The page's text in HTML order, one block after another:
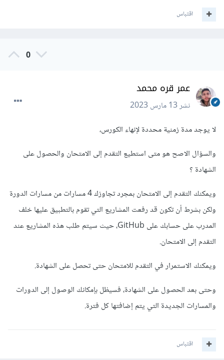
اقتباس
0
عمر قره محمد
نشر13 مارس 2023
لا يوجد مدة زمنية محددة لإنهاء الكورس،
والسؤال الاصح هو متى استطيع التقدم إلى الامتحان والحصول على
الشهادة ؟
ويمكنك التقدم إلى الامتحان بمجرد تجاوزك 4 مسارات من مسارات الدورة
ولكن بشرط أن تكون قد رفعت المشاريع التي تقوم بالتطبيق عليها خلف
المدرب على حسابك على GitHub، حيث سيتم طلب هذه المشاريع عند
التقدم إلى الامتحان.
ويمكنك الاستمرار في التقدم للامتحان حتى تحصل على الشهادة.
وحتى بعد الحصول على الشهادة، فسيظل بإمكانك الوصول إلى الدورات
والمسارات الجديدة التي يتم إضافتها كل فترة.
اقتباس